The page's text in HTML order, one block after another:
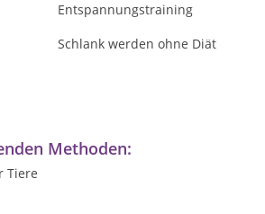
Entspannungstraining
Schlank werden ohne Diät
Methoden:
Tiere